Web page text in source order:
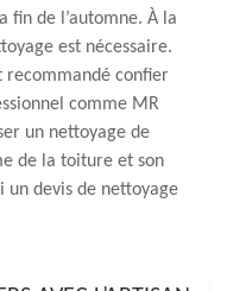
fin de l’automne. À la
est nécessaire.
recommandé confier
comme MR
un nettoyage de
de la toiture et son
un devis de nettoyage